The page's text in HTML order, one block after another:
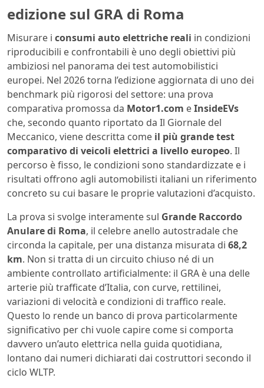
edizione sul GRA di Roma
Misurare i consumi auto elettriche reali in condizioni
riproducibili e confrontabili è uno degli obiettivi più
ambiziosi nel panorama dei test automobilistici
europei. Nel 2026 torna l’edizione aggiornata di uno dei
benchmark più rigorosi del settore: una prova
comparativa promossa da Motor1.com eInsideEVs
che, secondo quanto riportato da Il Giornale del
Meccanico, viene descritta come il più grande test
comparativo di veicoli elettrici a livello europeo. Il
percorso è fisso, le condizioni sono standardizzate e i
risultati offrono agli automobilisti italiani un riferimento
concreto su cui basare le proprie valutazioni d’acquisto.
La prova si svolge interamente sul Grande Raccordo
Anulare di Roma, il celebre anello autostradale che
circonda la capitale, per una distanza misurata di 68,2
km. Non si tratta di un circuito chiuso né di un
ambiente controllato artificialmente: il GRA è una delle
arterie più trafficate d’Italia, con curve, rettilinei,
variazioni di velocità e condizioni di traffico reale.
Questo lo rende un banco di prova particolarmente
significativo per chi vuole capire come si comporta
davvero un’auto elettrica nella guida quotidiana,
lontano dai numeri dichiarati dai costruttori secondo il
ciclo WLTP.